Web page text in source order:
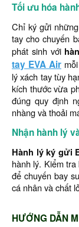
Tối ưu hóa
Chỉ ký gửi
tay cho chuyến
phát sinh với
tay EVA Air
lý xách tay tùy
kích thước vừa
đúng quy định
nhàng và thoải
Nhận hành lý
Hành lý ký gửi
hành lý. Kiểm
để chuyến bay
cá nhân và chất
HƯỚNG DẪN